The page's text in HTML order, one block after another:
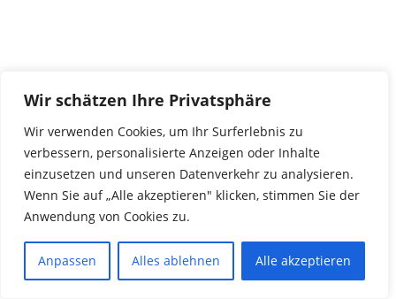
Wir schätzen Ihre Privatsphäre
Wir verwenden Cookies, um Ihr Surferlebnis zu
verbessern, personalisierte Anzeigen oder Inhalte
einzusetzen und unseren Datenverkehr zu analysieren.
Wenn Sie auf „Alle akzeptieren" klicken, stimmen Sie der
Anwendung von Cookies zu.
Anpassen Alles ablehnen Alle akzeptieren